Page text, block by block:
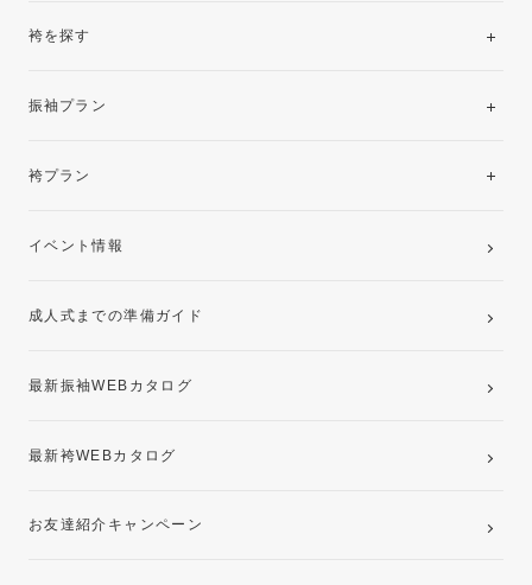
袴を探す
振袖プラン
レンタルプラン
袴プラン
卒業袴レンタルプラン
イベント情報
成人式までの準備ガイド
最新振袖WEBカタログ
最新袴WEBカタログ
お友達紹介キャンペーン